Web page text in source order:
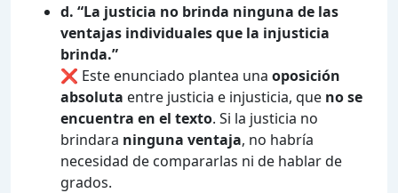
d. “La justicia no brinda ninguna de las
ventajas individuales que la injusticia
brinda.”
❌ Este enunciado plantea una oposición
absoluta entre justicia e injusticia, que no se
encuentra en el texto. Si la justicia no
brindara ninguna ventaja, no habría
necesidad de compararlas ni de hablar de
grados.